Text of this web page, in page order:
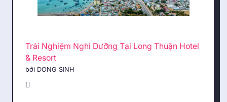
Trải Nghiệm Nghỉ Dưỡng Tại Long Thuận Hotel
& Resort
bởi DONG SINH